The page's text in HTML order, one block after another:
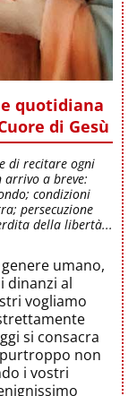
quotidiana
di Gesù
di recitare ogni
arrivo a breve:
condizioni
persecuzione
della libertà...
umano,
dinanzi al
vogliamo
si consacra
non
i vostri